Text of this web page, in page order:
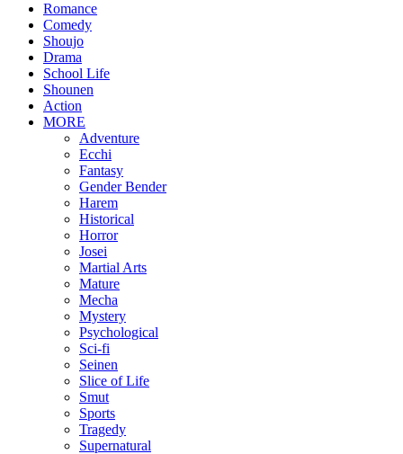
Romance
Comedy
Shoujo
Drama
School Life
Shounen
Action
MORE
Adventure
Ecchi
Fantasy
Gender Bender
Harem
Historical
Horror
Josei
Martial Arts
Mature
Mecha
Mystery
Psychological
Sci-fi
Seinen
Slice of Life
Smut
Sports
Tragedy
Supernatural